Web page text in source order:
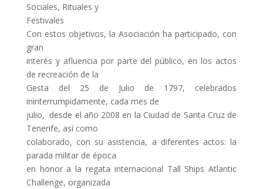
Sociales, Rituales y
Festivales
Con estos objetivos, la Asociación ha participado, con
gran
interés y afluencia por parte del público, en los actos
de recreación de la
Gesta del 25 de Julio de 1797, celebrados
ininterrumpidamente, cada mes de
julio, desde el año 2008 en la Ciudad de Santa Cruz de
Tenerife, así como
colaborado, con su asistencia, a diferentes actos: la
parada militar de época
en honor a la regata internacional Tall Ships Atlantic
Challenge, organizada